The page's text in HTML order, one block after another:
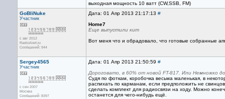
выходная мощность 10 ватт (CW,SSB, FM)
GoBliNuke
Участник
с авг 2012
RadioAlert.ru
Сообщений: 944
Дата: 01 Апр 2013 21:17:13 #
Home7
Еще выпустили кит
Вот меня что и обрадовало, что готовые собранные
Sergey4565
Участник
с сен 2007
Москва
Сообщений: 8397
Дата: 01 Апр 2013 21:50:59 #
Дороговато, в 60% от новой FT-817. Или Немножко
Судя по фоткам, коробочка весьма маленькая, в
распихать по карманам, если предположить не
сделать комплект для радиосвязи на ходу. Можно
останется для чего-нибудь ещё.